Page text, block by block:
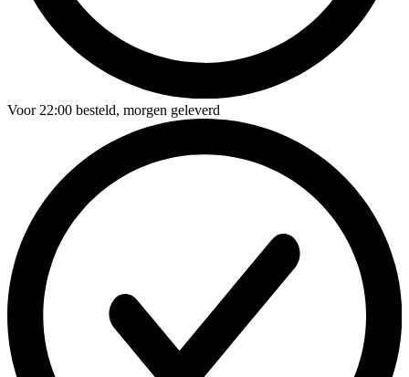
Voor22:00 besteld, morgen geleverd